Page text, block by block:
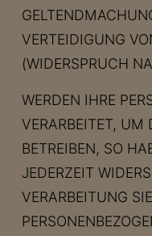
VERTEIDIGUNG
(WIDERSPRUCH
WERDEN IHRE
VERARBEITET, UM
BETREIBEN, SO
JEDERZEIT
VERARBEITUNG